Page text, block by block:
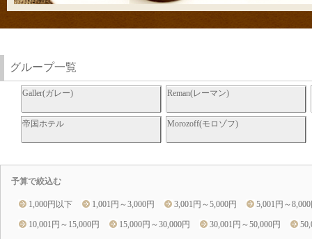
グループ一覧
Galler(ガレー) Reman(レーマン)
帝国ホテル Morozoff(モロゾフ)
予算で絞込む
1,000円以下 1,001円～3,000円 3,001円～5,000円 5,001円～
10,001円～15,000円 15,000円～30,000円 30,001円～50,000円